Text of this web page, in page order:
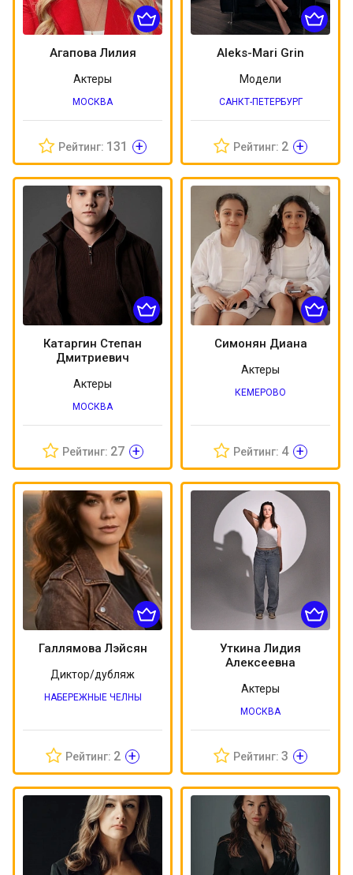
Агапова Лилия
Актеры
МОСКВА
Рейтинг: 131 +
Aleks-Mari Grin
Модели
САНКТ-ПЕТЕРБУРГ
Рейтинг: 2 +
Катаргин Степан
Дмитриевич
Актеры
МОСКВА
Рейтинг: 27 +
Симонян Диана
Актеры
КЕМЕРОВО
Рейтинг: 4 +
Галлямова Лэйсян
Диктор/дубляж
НАБЕРЕЖНЫЕ ЧЕЛНЫ
Рейтинг: 2 +
Уткина Лидия
Алексеевна
Актеры
МОСКВА
Рейтинг: 3 +